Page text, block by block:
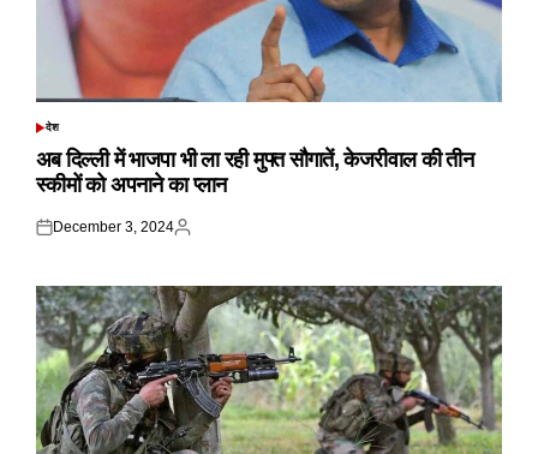
POSTED
देश
अब दिल्ली में भाजपा भी ला रही मुफ्त सौगातें, केजरीवाल की तीन
स्कीमों को अपनाने का प्लान
Posted
December 3, 2024
Posted